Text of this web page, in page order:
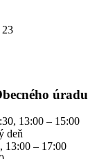
23
úradu
13:00 – 15:00
deň
13:00 – 17:00